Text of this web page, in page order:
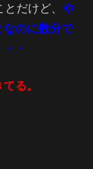
だけど、 や
なのに数分で
・
る。